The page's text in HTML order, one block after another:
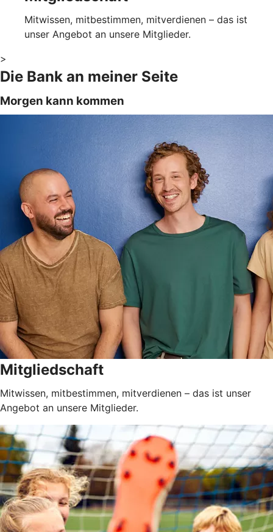
Mitwissen, mitbestimmen, mitverdienen – das ist
unser Angebot an unsere Mitglieder.
>
Die Bank an meiner Seite
Morgen kann kommen
Mitgliedschaft
Mitwissen, mitbestimmen, mitverdienen – das ist unser
Angebot an unsere Mitglieder.